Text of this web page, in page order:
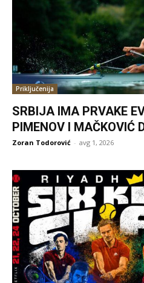
Priključenija
SRBIJA IMA PRVAKE
PIMENOV I MAČKOVIĆ
Zoran Todorović - avg 1, 2026